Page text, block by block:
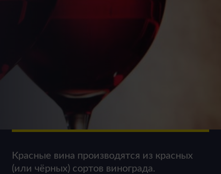
Красные вина производятся из красных
(или чёрных) сортов винограда.